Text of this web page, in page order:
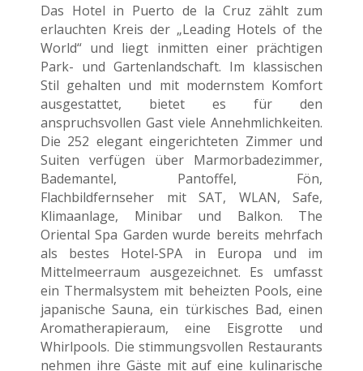
Das Hotel in Puerto de la Cruz zählt zum
erlauchten Kreis der „Leading Hotels of the
World“ und liegt inmitten einer prächtigen
Park- und Gartenlandschaft. Im klassischen
Stil gehalten und mit modernstem Komfort
ausgestattet, bietet es für den
anspruchsvollen Gast viele Annehmlichkeiten.
Die 252 elegant eingerichteten Zimmer und
Suiten verfügen über Marmorbadezimmer,
Bademantel, Pantoffel, Fön,
Flachbildfernseher mit SAT, WLAN, Safe,
Klimaanlage, Minibar und Balkon. The
Oriental Spa Garden wurde bereits mehrfach
als bestes Hotel-SPA in Europa und im
Mittelmeerraum ausgezeichnet. Es umfasst
ein Thermalsystem mit beheizten Pools, eine
japanische Sauna, ein türkisches Bad, einen
Aromatherapieraum, eine Eisgrotte und
Whirlpools. Die stimmungsvollen Restaurants
nehmen ihre Gäste mit auf eine kulinarische